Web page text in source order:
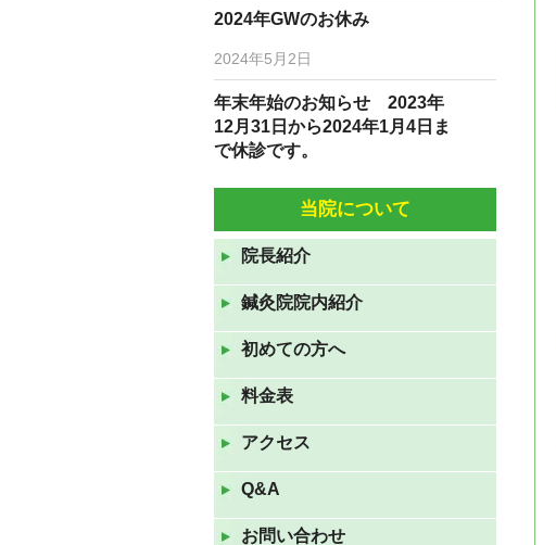
2024年GWのお休み
2024年5月2日
年末年始のお知らせ 2023年
12月31日から2024年1月4日ま
で休診です。
10月5日(水)6日(木)は臨時休診
です。
す。
は夏休みです。
2022年8月9日
祝)の三連休も休まず診察して
当院について
院長紹介
鍼灸院院内紹介
初めての方へ
料金表
アクセス
Q&A
お問い合わせ